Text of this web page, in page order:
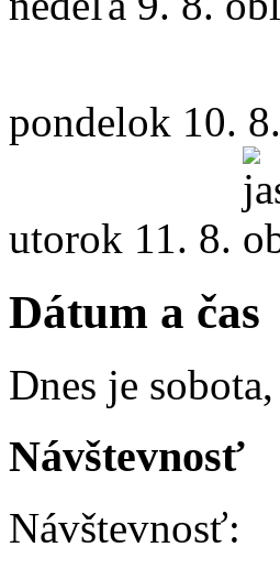
pondelok 10. 8.
utorok 11. 8.
Dátum a čas
Dnes je sobota,
Návštevnosť
Návštevnosť: